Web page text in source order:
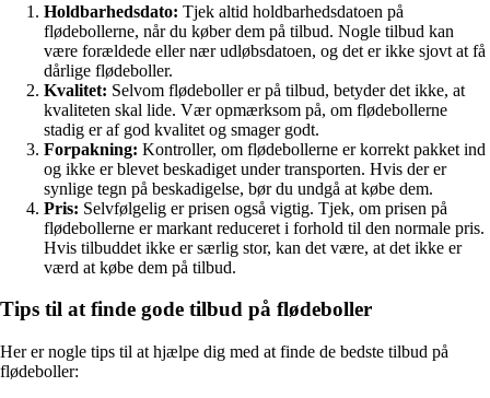
Holdbarhedsdato: Tjek altid holdbarhedsdatoen på
flødebollerne, når du køber dem på tilbud. Nogle tilbud kan
være forældede eller nær udløbsdatoen, og det er ikke sjovt at få
dårlige flødeboller.
Kvalitet: Selvom flødeboller er på tilbud, betyder det ikke, at
kvaliteten skal lide. Vær opmærksom på, om flødebollerne
stadig er af god kvalitet og smager godt.
Forpakning: Kontroller, om flødebollerne er korrekt pakket ind
og ikke er blevet beskadiget under transporten. Hvis der er
synlige tegn på beskadigelse, bør du undgå at købe dem.
Pris: Selvfølgelig er prisen også vigtig. Tjek, om prisen på
flødebollerne er markant reduceret i forhold til den normale pris.
Hvis tilbuddet ikke er særlig stor, kan det være, at det ikke er
værd at købe dem på tilbud.
Tips til at finde gode tilbud på flødeboller
Her er nogle tips til at hjælpe dig med at finde de bedste tilbud på
flødeboller: